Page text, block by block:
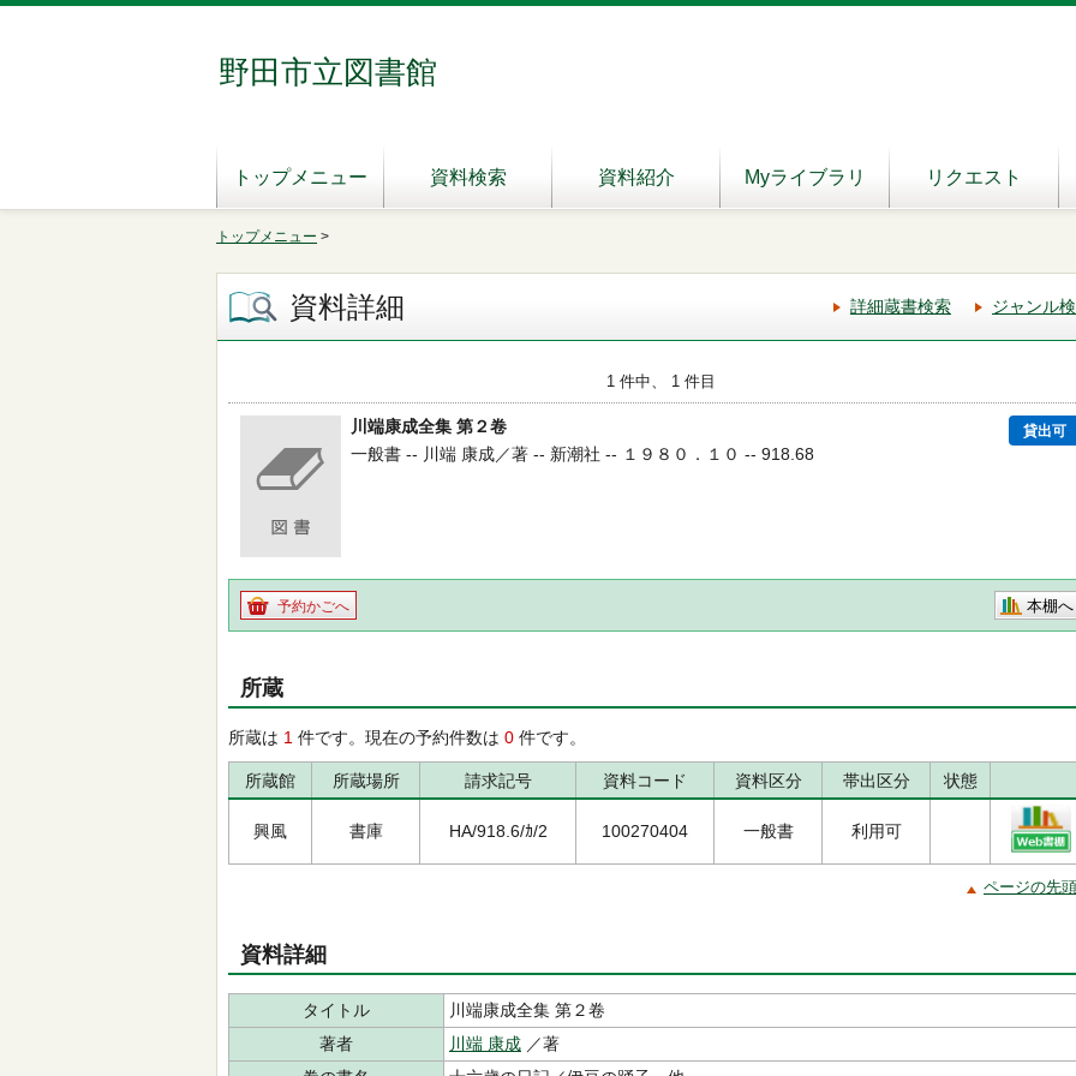
野田市立図書館
トップメニュー 資料検索 資料紹介 Myライブラリ リクエスト
トップメニュー >
資料詳細 詳細蔵書検索 ジャンル
1 件中、 1 件目
川端康成全集 第２卷 貸出可
一般書 -- 川端 康成／著 -- 新潮社 -- １９８０．１０ -- 918.68
予約かごへ 本棚へ
所蔵
所蔵は 1 件です。現在の予約件数は 0 件です。
所蔵館 所蔵場所 請求記号 資料コード 資料区分 帯出区分 状態
興風 書庫 HA/918.6/ｶ/2 100270404 一般書 利用可
ページの先
資料詳細
タイトル
川端康成全集 第２卷
著者
川端 康成 ／著